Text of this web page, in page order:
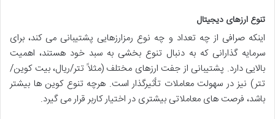
تنوع ارزهای دیجیتال
اینکه صرافی از چه تعداد و چه نوع رمزارزهایی پشتیبانی می کند، برای
سرمایه گذارانی که به دنبال تنوع بخشی به سبد خود هستند، اهمیت
بالایی دارد. پشتیبانی از جفت ارزهای مختلف (مثلاً تتر/ریال، بیت کوین/
تتر) نیز در سهولت معاملات تأثیرگذار است. هرچه تنوع کوین ها بیشتر
باشد، فرصت های معاملاتی بیشتری در اختیار کاربر قرار می گیرد.